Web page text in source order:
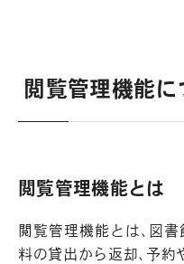
閲覧管理機能に
閲覧管理機能とは
閲覧管理機能とは、図
料の貸出から返却、予